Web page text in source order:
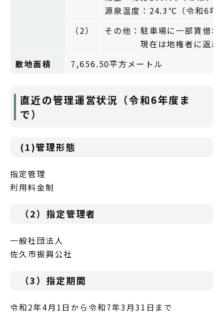
源泉温度：24.3℃（令和6年
（2）
その他：駐車場に一部賃借
現在は地権者に返却済み
敷地面積
7,656.50平方メートル
直近の管理運営状況（令和6年度ま
で）
(1)管理形態
指定管理
利用料金制
（2）指定管理者
一般社団法人
佐久市振興公社
（3）指定期間
令和2年4月1日から令和7年3月31日まで